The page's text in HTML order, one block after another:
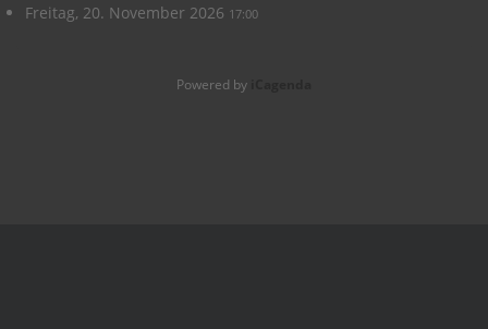
Freitag, 20. November 2026 17:00
Powered by